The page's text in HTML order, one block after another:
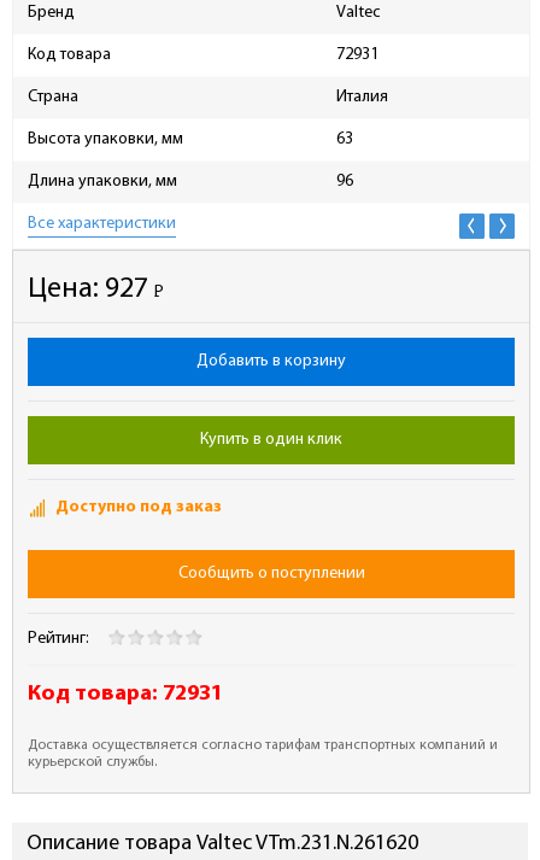
Бренд Valtec
Код товара 72931
Страна Италия
Высота упаковки, мм 63
Длина упаковки, мм 96
Все характеристики
Цена: 927 Р
-
Добавить в корзину
Купить в один клик
Доступно под заказ
Сообщить о поступлении
Рейтинг:
Код товара: 72931
Доставка осуществляется согласно тарифам транспортных компаний и
курьерской службы.
Описание товара Valtec VTm.231.N.261620